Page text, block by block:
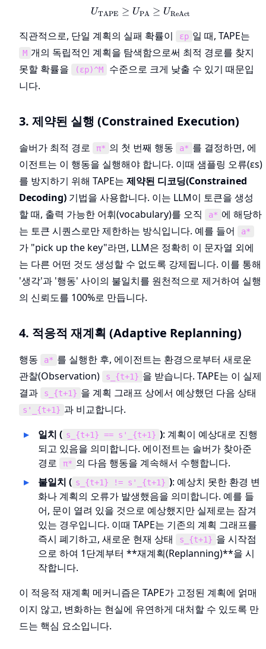
U_{\text{TAPE}} \ge
UTAPE ≥ UPA ≥ UReAct
직관적으로, 단일 계획의 실패 확률이 εp 일 때, TAPE는
M 개의 독립적인 계획을 탐색함으로써 최적 경로를 찾지
못할 확률을
(εp)^M
수준으로 크게 낮출 수 있기 때문입
니다.
3. 제약된 실행 (Constrained Execution)
솔버가 최적 경로 π* 의 첫 번째 행동 a* 를 결정하면, 에
이전트는 이 행동을 실행해야 합니다. 이때 샘플링 오류(εs)
를 방지하기 위해 TAPE는 제약된 디코딩(Constrained
Decoding) 기법을 사용합니다. 이는 LLM이 토큰을 생성
할 때, 출력 가능한 어휘(vocabulary)를 오직
a* 에 해당하
는 토큰 시퀀스로만 제한하는 방식입니다. 예를 들어
a*
가 "pick up the key"라면, LLM은 정확히 이 문자열 외에
는 다른 어떤 것도 생성할 수 없도록 강제됩니다. 이를 통해
'생각'과 '행동' 사이의 불일치를 원천적으로 제거하여 실행
의 신뢰도를 100%로 만듭니다.
4. 적응적 재계획 (Adaptive Replanning)
행동 a* 를 실행한 후, 에이전트는 환경으로부터 새로운
관찰(Observation)
s_{t+1} 을 받습니다. TAPE는 이 실제
결과
s_{t+1} 을 계획 그래프 상에서 예상했던 다음 상태
s'_{t+1} 과 비교합니다.
일치 ( s_{t+1} == s'_{t+1} ): 계획이 예상대로 진행
되고 있음을 의미합니다. 에이전트는 솔버가 찾아준
경로
π* 의 다음 행동을 계속해서 수행합니다.
불일치 ( s_{t+1} != s'_{t+1} ): 예상치 못한 환경 변
화나 계획의 오류가 발생했음을 의미합니다. 예를 들
어, 문이 열려 있을 것으로 예상했지만 실제로는 잠겨
있는 경우입니다. 이때 TAPE는 기존의 계획 그래프를
즉시 폐기하고, 새로운 현재 상태
s_{t+1} 을 시작점
으로 하여 1단계부터 **재계획(Replanning)**을 시
작합니다.
이 적응적 재계획 메커니즘은 TAPE가 고정된 계획에 얽매
이지 않고, 변화하는 현실에 유연하게 대처할 수 있도록 만
드는 핵심 요소입니다.